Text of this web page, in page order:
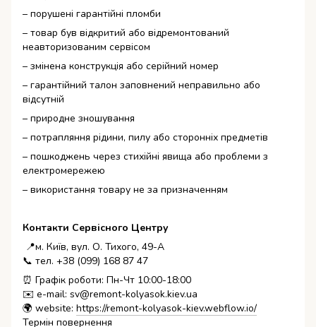
– порушені гарантійні пломби
– товар був відкритий або відремонтований
неавторизованим сервісом
– змінена конструкція або серійний номер
– гарантійний талон заповнений неправильно або
відсутній
– природне зношування
– потрапляння рідини, пилу або сторонніх предметів
– пошкоджень через стихійні явища або проблеми з
електромережею
– використання товару не за призначенням
Контакти Сервісного Центру
📍м. Київ, вул. О. Тихого, 49-А
📞 тел. +38 (099) 168 87 47
⏰ Графік роботи: Пн-Чт 10:00-18:00
✉️ e-mail: sv@remont-kolyasok.kiev.ua
🌍 website: https://remont-kolyasok-kiev.webflow.io/
Термін повернення